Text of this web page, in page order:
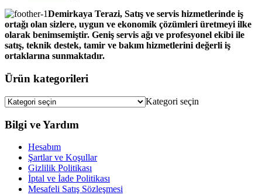
Demirkaya Terazi, Satış ve servis hizmetlerinde iş
ortağı olan sizlere, uygun ve ekonomik çözümleri üretmeyi ilke
olarak benimsemiştir. Geniş servis ağı ve profesyonel ekibi ile
satış, teknik destek, tamir ve bakım hizmetlerini değerli iş
ortaklarına sunmaktadır.
Ürün kategorileri
Kategori seçin
Bilgi ve Yardım
Hesabım
Şartlar ve Koşullar
Gizlilik Politikası
İptal ve İade Politikası
Mesafeli Satış Sözleşmesi